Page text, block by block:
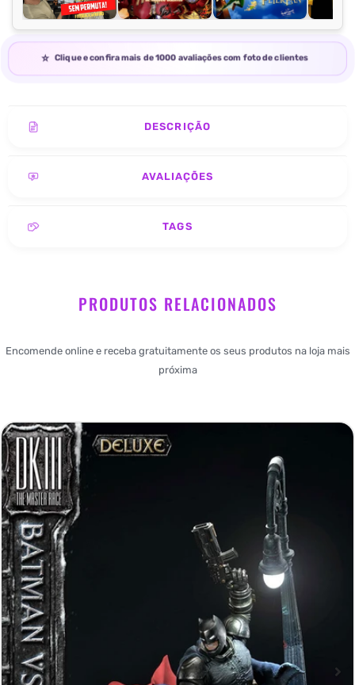
Clique e confira mais de 1000 avaliações com foto de clientes
DESCRIÇÃO
AVALIAÇÕES
TAGS
PRODUTOS RELACIONADOS
Encomende online e receba gratuitamente os seus produtos na loja mais
próxima